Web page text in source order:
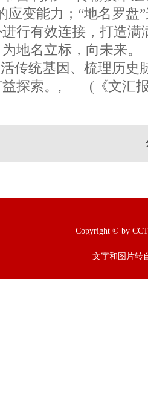
应变能力；“地名罗盘
进行有效连接，打
地名立标，向未来。
传统基因、梳理历史
益探索。, (《文汇报
Copyright © by
文字和图片转